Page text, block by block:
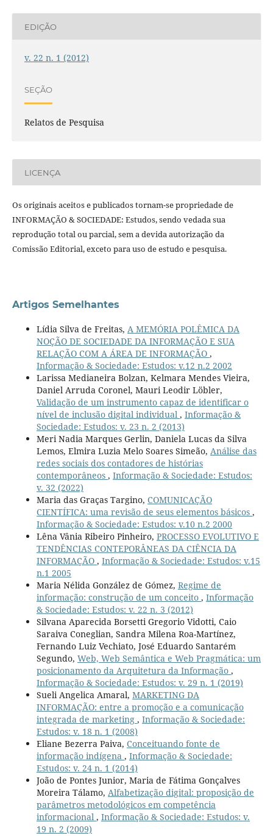
EDIÇÃO
v. 22 n. 1 (2012)
SEÇÃO
Relatos de Pesquisa
LICENÇA
Os originais aceitos e publicados tornam-se propriedade de
INFORMAÇÃO & SOCIEDADE: Estudos, sendo vedada sua
reprodução total ou parcial, sem a devida autorização da
Comissão Editorial, exceto para uso de estudo e pesquisa.
Artigos Semelhantes
Lídia Silva de Freitas, A MEMÓRIA POLÊMICA DA
NOÇÃO DE SOCIEDADE DA INFORMAÇÃO E SUA
RELAÇÃO COM A ÁREA DE INFORMAÇÃO ,
Informação & Sociedade: Estudos: v.12 n.2 2002
Larissa Medianeira Bolzan, Kelmara Mendes Vieira,
Daniel Arruda Coronel, Mauri Leodir Löbler,
Validação de um instrumento capaz de identificar o
nível de inclusão digital individual , Informação &
Sociedade: Estudos: v. 23 n. 2 (2013)
Meri Nadia Marques Gerlin, Daniela Lucas da Silva
Lemos, Elmira Luzia Melo Soares Simeão, Análise das
redes sociais dos contadores de histórias
contemporâneos , Informação & Sociedade: Estudos:
v. 32 (2022)
Maria das Graças Targino, COMUNICAÇÃO
CIENTÍFICA: uma revisão de seus elementos básicos ,
Informação & Sociedade: Estudos: v.10 n.2 2000
Lêna Vânia Ribeiro Pinheiro, PROCESSO EVOLUTIVO E
TENDÊNCIAS CONTEPORÂNEAS DA CIÊNCIA DA
INFORMAÇÃO , Informação & Sociedade: Estudos: v.15
n.1 2005
Maria Nélida González de Gómez, Regime de
informação: construção de um conceito , Informação
& Sociedade: Estudos: v. 22 n. 3 (2012)
Silvana Aparecida Borsetti Gregorio Vidotti, Caio
Saraiva Coneglian, Sandra Milena Roa-Martínez,
Fernando Luiz Vechiato, José Eduardo Santarém
Segundo, Web, Web Semântica e Web Pragmática: um
posicionamento da Arquitetura da Informação ,
Informação & Sociedade: Estudos: v. 29 n. 1 (2019)
Sueli Angelica Amaral, MARKETING DA
INFORMAÇÃO: entre a promoção e a comunicação
integrada de marketing , Informação & Sociedade:
Estudos: v. 18 n. 1 (2008)
Eliane Bezerra Paiva, Conceituando fonte de
informação indígena , Informação & Sociedade:
Estudos: v. 24 n. 1 (2014)
João de Pontes Junior, Maria de Fátima Gonçalves
Moreira Tálamo, Alfabetização digital: proposição de
parâmetros metodológicos em competência
informacional , Informação & Sociedade: Estudos: v.
19 n. 2 (2009)